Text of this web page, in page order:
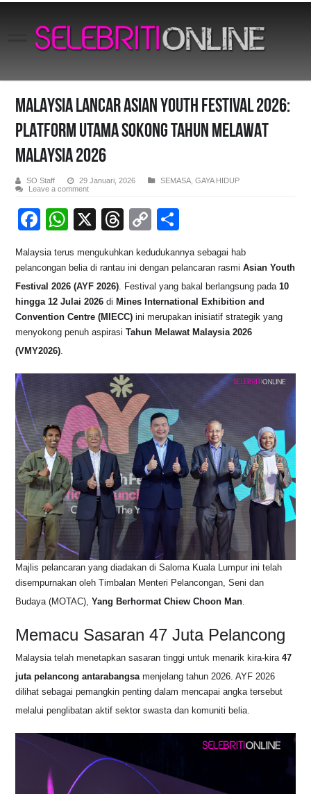
MALAYSIA LANCAR ASIAN YOUTH FESTIVAL 2026:
PLATFORM UTAMA SOKONG TAHUN MELAWAT
MALAYSIA 2026
SO Staff 29 Januari, 2026 SEMASA ,GAYA HIDUP
Leave a comment
F
c
e
b
o
o
k
W
at
s
A
p
X
T
e
a
d
s
C
p
y
Li
n
ar
e
Malaysia terus mengukuhkan kedudukannya sebagai hab
pelancongan belia di rantau ini dengan pelancaran rasmiAsian Youth
Festival 2026 (AYF 2026). Festival yang bakal berlangsung pada10
hingga 12 Julai 2026 di Mines International Exhibition and
Convention Centre (MIECC) ini merupakan inisiatif strategik yang
menyokong penuh aspirasiTahun Melawat Malaysia 2026
(VMY2026).
Majlis pelancaran yang diadakan di Saloma Kuala Lumpur ini telah
disempurnakan oleh Timbalan Menteri Pelancongan, Seni dan
Budaya (MOTAC),Yang Berhormat Chiew Choon Man.
Memacu Sasaran 47 Juta Pelancong
Malaysia telah menetapkan sasaran tinggi untuk menarik kira-kira47
juta pelancong antarabangsamenjelang tahun 2026. AYF 2026
dilihat sebagai pemangkin penting dalam mencapai angka tersebut
melalui penglibatan aktif sektor swasta dan komuniti belia.